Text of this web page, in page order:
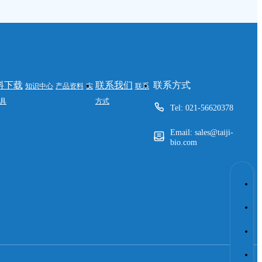
下载 知识中心 产品资料 实 联系我们 联系
方式
联系方式
Tel: 021-56620378
Email: sales@taiji-
bio.com